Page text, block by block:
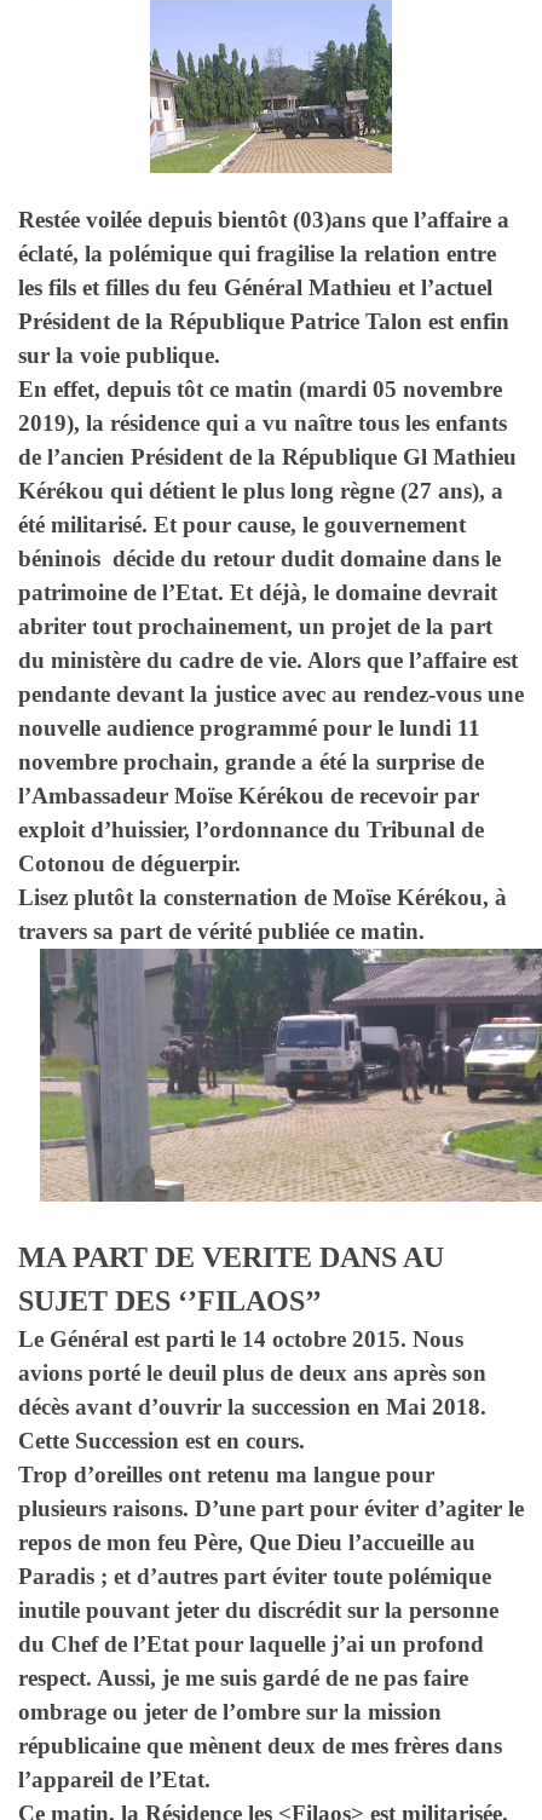
Restée voilée depuis bientôt (03)ans que l’affaire a
éclaté, la polémique qui fragilise la relation entre
les fils et filles du feu Général Mathieu et l’actuel
Président de la République Patrice Talon est enfin
sur la voie publique.
En effet, depuis tôt ce matin (mardi 05 novembre
2019), la résidence qui a vu naître tous les enfants
de l’ancien Président de la République Gl Mathieu
Kérékou qui détient le plus long règne (27 ans), a
été militarisé. Et pour cause, le gouvernement
béninois décide du retour dudit domaine dans le
patrimoine de l’Etat. Et déjà, le domaine devrait
abriter tout prochainement, un projet de la part
du ministère du cadre de vie. Alors que l’affaire est
pendante devant la justice avec au rendez-vous une
nouvelle audience programmé pour le lundi 11
novembre prochain, grande a été la surprise de
l’Ambassadeur Moïse Kérékou de recevoir par
exploit d’huissier, l’ordonnance du Tribunal de
Cotonou de déguerpir.
Lisez plutôt la consternation de Moïse Kérékou, à
travers sa part de vérité publiée ce matin.
MA PART DE VERITE DANS AU
SUJET DES ‘’FILAOS’’
Le Général est parti le 14 octobre 2015. Nous
avions porté le deuil plus de deux ans après son
décès avant d’ouvrir la succession en Mai 2018.
Cette Succession est en cours.
Trop d’oreilles ont retenu ma langue pour
plusieurs raisons. D’une part pour éviter d’agiter le
repos de mon feu Père, Que Dieu l’accueille au
Paradis ; et d’autres part éviter toute polémique
inutile pouvant jeter du discrédit sur la personne
du Chef de l’Etat pour laquelle j’ai un profond
respect. Aussi, je me suis gardé de ne pas faire
ombrage ou jeter de l’ombre sur la mission
républicaine que mènent deux de mes frères dans
l’appareil de l’Etat.
Ce matin, la Résidence les <Filaos> est militarisée.